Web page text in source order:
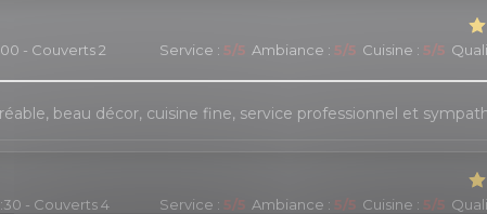
- Couverts 2 Service : 5/5 Ambiance : 5/5 Cuisine : 5/5
beau décor, cuisine fine, service professionnel et
- Couverts 4 Service : 5/5 Ambiance : 5/5 Cuisine : 5/5